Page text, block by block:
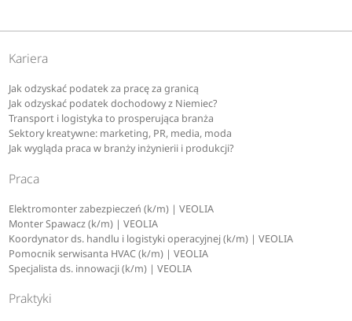
Kariera
Jak odzyskać podatek za pracę za granicą
Jak odzyskać podatek dochodowy z Niemiec?
Transport i logistyka to prosperująca branża
Sektory kreatywne: marketing, PR, media, moda
Jak wygląda praca w branży inżynierii i produkcji?
Praca
Elektromonter zabezpieczeń (k/m) | VEOLIA
Monter Spawacz (k/m) | VEOLIA
Koordynator ds. handlu i logistyki operacyjnej (k/m) | VEOLIA
Pomocnik serwisanta HVAC (k/m) | VEOLIA
Specjalista ds. innowacji (k/m) | VEOLIA
Praktyki